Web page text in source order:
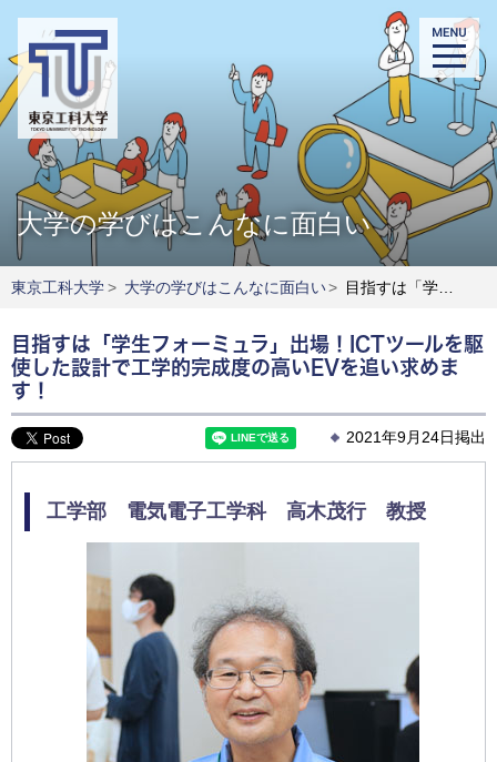
大学の学びはこんなに面白い
東京工科大学> 大学の学びはこんなに面白い> 目指すは「学生フォーミュラ」出場！ICTツールを駆使した設計で工学的完成度の高いEVを追い求めます！
目指すは「学生フォーミュラ」出場！ICTツールを駆
使した設計で工学的完成度の高いEVを追い求めま
す！
2021年9月24日掲出
工学部 電気電子工学科 高木茂行 教授